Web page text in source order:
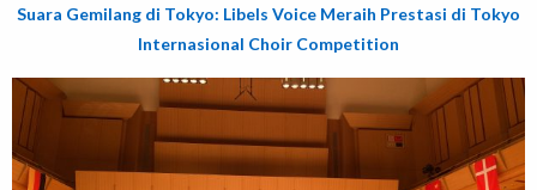
Suara Gemilang di Tokyo: Libels Voice Meraih Prestasi di Tokyo
Internasional Choir Competition